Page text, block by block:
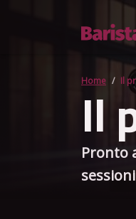
Home Il
Il
Pronto